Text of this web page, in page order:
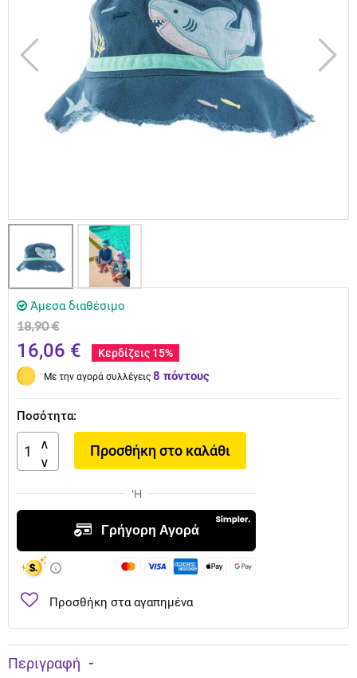
Άμεσα διαθέσιμο
18,90 €
16,06 € Κερδίζεις 15%
Με την αγορά συλλέγεις8 πόντους
Ποσότητα:
Προσθήκη στο καλάθι
Προσθήκη στα αγαπημένα
Περιγραφή